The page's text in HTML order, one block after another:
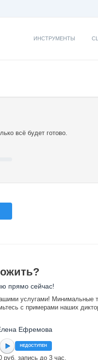
ИНСТРУМЕНТЫ
всё будет готово.
прямо сейчас!
услугами! Минимальные
с примерами наших
Ефремова
НЕДОСТУПЕН
руб. запись до 3 час.